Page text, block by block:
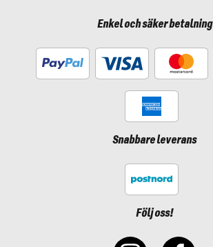
Enkel och säker betalning
Snabbare leverans
Följ oss!